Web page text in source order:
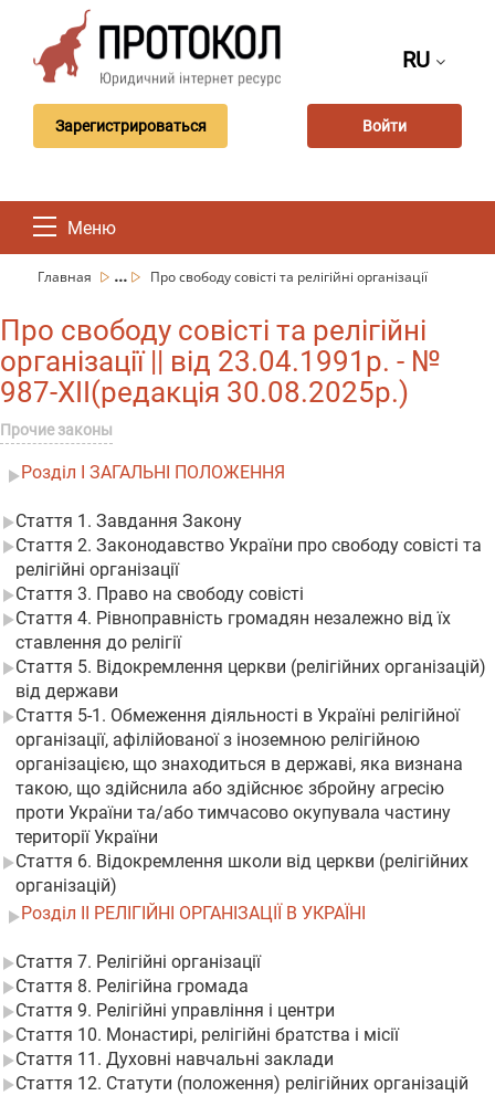
RU
Зарегистрироваться Войти
Меню
Главная ... Про свободу совісті та релігійні організації
Про свободу совісті та релігійні
організації || від 23.04.1991р. - №
987-XII(редакція 30.08.2025р.)
Прочие законы
Розділ I ЗАГАЛЬНІ ПОЛОЖЕННЯ
Стаття 1. Завдання Закону
Стаття 2. Законодавство України про свободу совісті та
релігійні організації
Стаття 3. Право на свободу совісті
Стаття 4. Рівноправність громадян незалежно від їх
ставлення до релігії
Стаття 5. Відокремлення церкви (релігійних організацій)
від держави
Стаття 5-1. Обмеження діяльності в Україні релігійної
організації, афілійованої з іноземною релігійною
організацією, що знаходиться в державі, яка визнана
такою, що здійснила або здійснює збройну агресію
проти України та/або тимчасово окупувала частину
території України
Стаття 6. Відокремлення школи від церкви (релігійних
організацій)
Розділ II РЕЛІГІЙНІ ОРГАНІЗАЦІЇ В УКРАЇНІ
Стаття 7. Релігійні організації
Стаття 8. Релігійна громада
Стаття 9. Релігійні управління і центри
Стаття 10. Монастирі, релігійні братства і місії
Стаття 11. Духовні навчальні заклади
Стаття 12. Статути (положення) релігійних організацій